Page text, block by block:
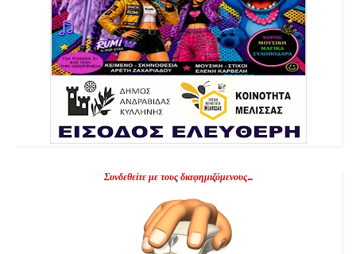
Συνδεθείτε με τους διαφημιζόμενους...